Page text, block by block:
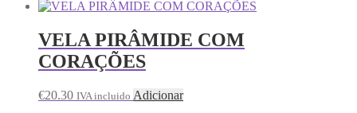
VELA PIRÂMIDE COM
CORAÇÕES
€20.30 IVA incluido Adicionar